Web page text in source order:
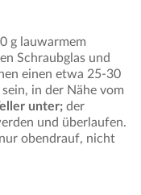
g lauwarmem
Schraubglas und
einen etwa 25-30
in der Nähe vom
unter; der
und überlaufen.
obendrauf, nicht